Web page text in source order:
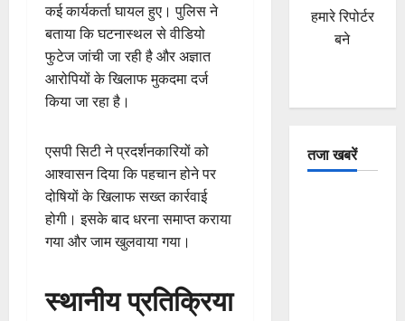
कई कार्यकर्ता घायल हुए। पुलिस ने
बताया कि घटनास्थल से वीडियो
फुटेज जांची जा रही है और अज्ञात
आरोपियों के खिलाफ मुकदमा दर्ज
किया जा रहा है।
एसपी सिटी ने प्रदर्शनकारियों को
आश्वासन दिया कि पहचान होने पर
दोषियों के खिलाफ सख्त कार्रवाई
होगी। इसके बाद धरना समाप्त कराया
गया और जाम खुलवाया गया।
स्थानीय प्रतिक्रिया
हमारे रिपोर्टर
बने
तजा खबरें